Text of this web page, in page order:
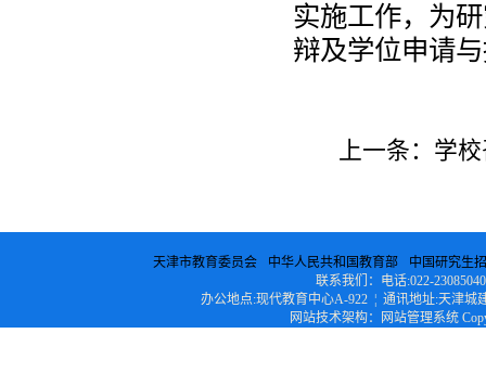
实施工作，为
辩及学位申请
上一条： 学
天津市教育委员会 中华人民共和国教育部
中国研究生
联系我们：电话:022-
办公地点:现代教育中心A-922 ¦ 通讯地址:天津城
网站技术架构：网站管理系统